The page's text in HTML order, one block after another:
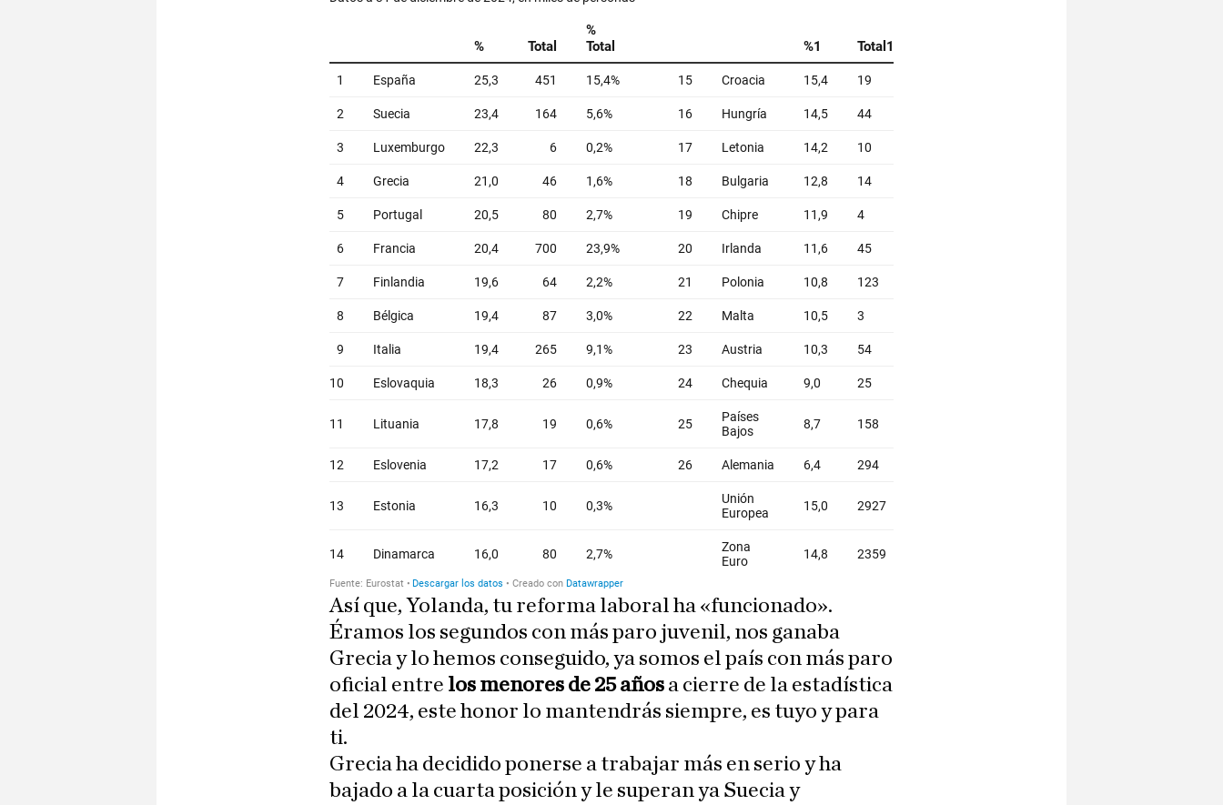
Así que, Yolanda, tu reforma laboral ha «funcionado».
Éramos los segundos con más paro juvenil, nos ganaba
Grecia y lo hemos conseguido, ya somos el país con más paro
oficial entre los menores de 25 años a cierre de la estadística
del 2024, este honor lo mantendrás siempre, es tuyo y para
ti.
Grecia ha decidido ponerse a trabajar más en serio y ha
bajado a la cuarta posición y le superan ya Suecia y